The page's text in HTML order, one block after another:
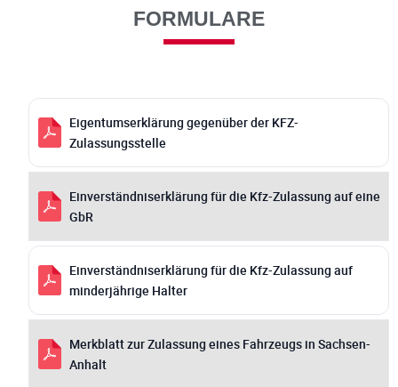
FORMULARE
Eigentumserklärung gegenüber der KFZ-
Zulassungsstelle
Einverständniserklärung für die Kfz-Zulassung auf eine
GbR
Einverständniserklärung für die Kfz-Zulassung auf
minderjährige Halter
Merkblatt zur Zulassung eines Fahrzeugs in Sachsen-
Anhalt